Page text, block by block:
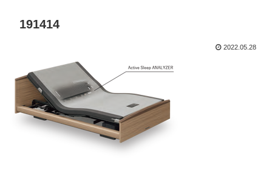
191414
2022.05.28